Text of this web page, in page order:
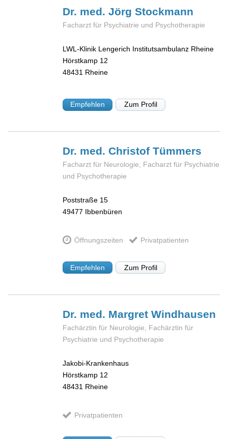
Dr. med. JörgStockmann
Facharzt für Psychiatrie und Psychotherapie
LWL-Klinik Lengerich Institutsambulanz Rheine
Hörstkamp 12
48431 Rheine
Empfehlen Zum Profil
Dr. med. ChristofTümmers
Facharzt für Neurologie, Facharzt für Psychiatrie
und Psychotherapie
Poststraße 15
49477 Ibbenbüren
Öffnungszeiten Privatpatienten
Empfehlen Zum Profil
Dr. med. MargretWindhausen
Fachärztin für Neurologie, Fachärztin für
Psychiatrie und Psychotherapie
Jakobi-Krankenhaus
Hörstkamp 12
48431 Rheine
Privatpatienten